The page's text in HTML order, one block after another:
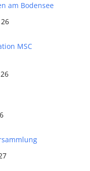
am Bodensee
MSC